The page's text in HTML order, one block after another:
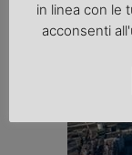
in linea con le
acconsenti